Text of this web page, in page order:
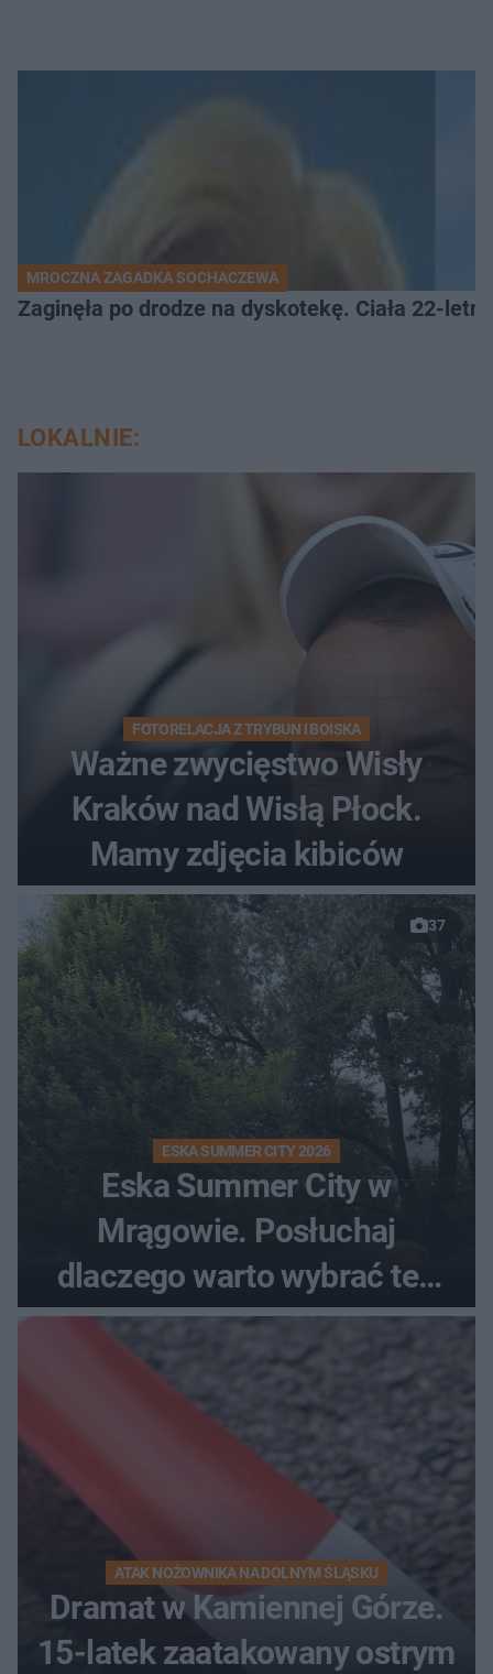
MROCZNA ZAGADKA SOCHACZEWA
Zaginęła po drodze na dyskotekę. Ciała 22-
LOKALNIE:
FOTORELACJA Z TRYBUN I BOISKA
Ważne zwycięstwo Wisły
Kraków nad Wisłą Płock.
Mamy zdjęcia kibiców
37
ESKA SUMMER CITY 2026
Eska Summer City w
Mrągowie. Posłuchaj
dlaczego warto wybrać ten
kierunek na urlop!
ATAK NOŻOWNIKA NA DOLNYM ŚLĄSKU
Dramat w Kamiennej Górze.
15-latek zaatakowany ostrym